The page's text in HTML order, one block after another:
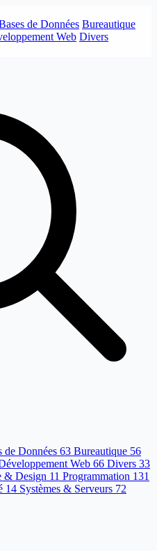
de Données Bureautique
Web Divers
de Données 63 Bureautique 56
Web 66 Divers 33
& Design 11 Programmation 131
14 Systèmes & Serveurs 72